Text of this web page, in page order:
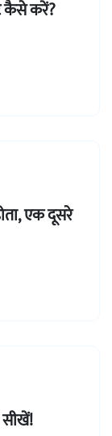
कैसे करें?
एक दूसरे